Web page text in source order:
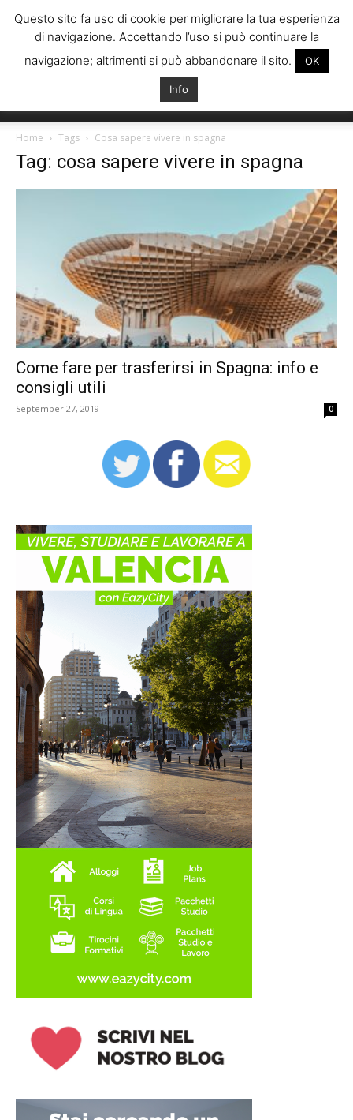
Italiani
Home Tags Cosa sapere vivere in spagna
Tag: cosa sapere vivere in spagna
Come fare per trasferirsi in Spagna: info e
consigli utili
September 27, 2019 0
Questo sito fa uso di cookie per migliorare la tua esperienza
di navigazione. Accettando l’uso si può continuare la
navigazione; altrimenti si può abbandonare il sito.
OK
Info